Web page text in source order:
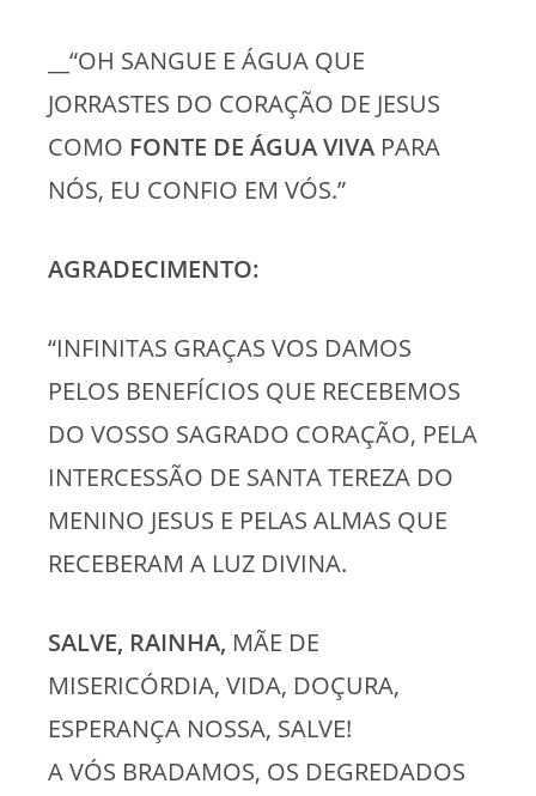
__“OH SANGUE E ÁGUA QUE
JORRASTES DO CORAÇÃO DE JESUS
COMO FONTE DE ÁGUA VIVA PARA
NÓS, EU CONFIO EM VÓS.”
AGRADECIMENTO:
“INFINITAS GRAÇAS VOS DAMOS
PELOS BENEFÍCIOS QUE RECEBEMOS
DO VOSSO SAGRADO CORAÇÃO, PELA
INTERCESSÃO DE SANTA TEREZA DO
MENINO JESUS E PELAS ALMAS QUE
RECEBERAM A LUZ DIVINA.
SALVE, RAINHA, MÃE DE
MISERICÓRDIA, VIDA, DOÇURA,
ESPERANÇA NOSSA, SALVE!
A VÓS BRADAMOS, OS DEGREDADOS